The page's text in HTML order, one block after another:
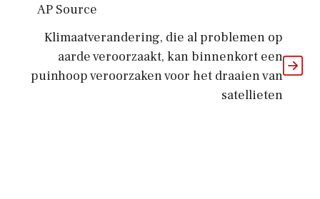
AP Source
Klimaatverandering, die al problemen op
aarde veroorzaakt, kan binnenkort een
puinhoop veroorzaken voor het draaien van
satellieten